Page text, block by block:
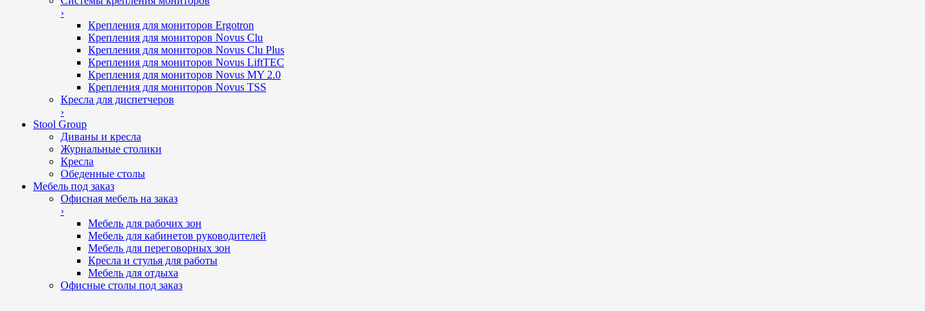
›
Крепления для мониторов Ergotron
Крепления для мониторов Novus Clu
Крепления для мониторов Novus Clu Plus
Крепления для мониторов Novus LiftTEC
Крепления для мониторов Novus MY 2.0
Крепления для мониторов Novus TSS
Кресла для диспетчеров
›
Stool Group
Диваны и кресла
Журнальные столики
Кресла
Обеденные столы
Мебель под заказ
Офисная мебель на заказ
›
Мебель для рабочих зон
Мебель для кабинетов руководителей
Мебель для переговорных зон
Кресла и стулья для работы
Мебель для отдыха
Офисные столы под заказ